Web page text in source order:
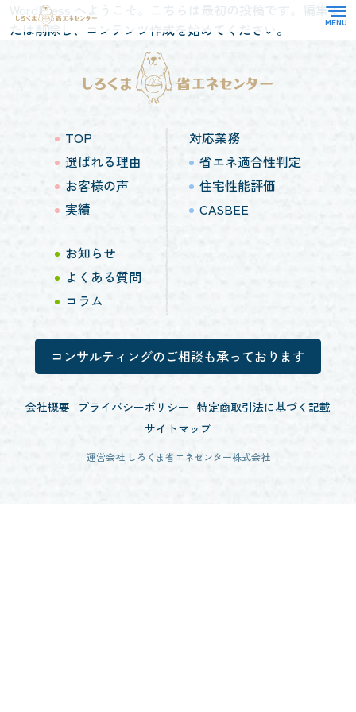
TOP
選ばれる理由
よくある質問
お知らせ
お客様の声
コラム
会社概要
対応業務
住宅性能評価
CASBEE
その他
WordPress へようこそ。こちらは最初の投稿です。編集ま
たは削除し、コンテンツ作成を始めてください。
TOP
選ばれる理由
お客様の声
実績
お知らせ
よくある質問
コラム
対応業務
省エネ適合性判定
住宅性能評価
CASBEE
コンサルティングのご相談も承っております
会社概要 プライバシーポリシー 特定商取引法に基づく記載
サイトマップ
運営会社 しろくま省エネセンター株式会社